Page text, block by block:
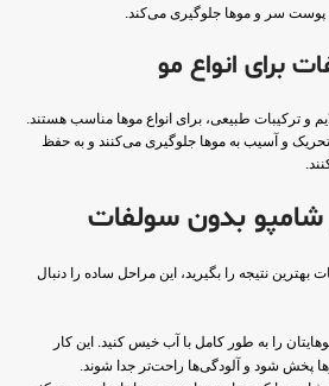
پوست سر و موها جلوگیری می‌کند.
برای انواع مو
و ترکیبات طبیعی، برای انواع موها مناسب هستند.
و آسیب به موها جلوگیری می‌کنند و به حفظ
شامپو بدون سولفات
بهترین نتیجه را بگیرید، این مراحل ساده را دنبال
را به طور کامل با آب خیس کنید. این کار
پخش شود و آلودگی‌ها راحت‌تر جدا شوند.